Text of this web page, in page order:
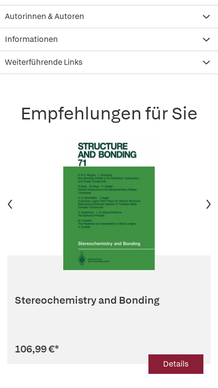
Autorinnen & Autoren
Informationen
Weiterführende Links
Empfehlungen für Sie
Stereochemistry and Bonding
106,99 €*
Details